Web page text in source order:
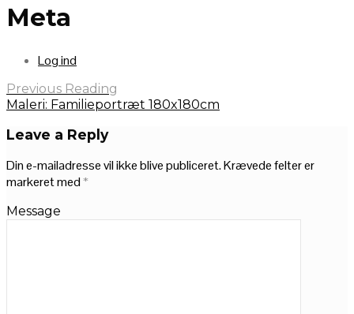
Meta
Log ind
Previous Reading
Maleri: Familieportræt 180x180cm
Leave a Reply
Din e-mailadresse vil ikke blive publiceret.Krævede felter er
markeret med*
Message